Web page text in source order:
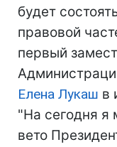
будет
правовой
первый
Елена Лукаш в
"На сегодня я
вето